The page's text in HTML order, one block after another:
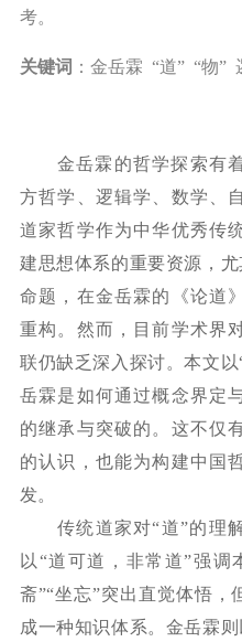
考。
关键词 ：金岳霖 “道” “物”
金岳霖的哲学探索有
方哲学、逻辑学、数学、
道家哲学作为中华优秀传
建思想体系的重要资源，
命题，在金岳霖的《论道
重构。然而，目前学术界
联仍缺乏深入探讨。本文
岳霖是如何通过概念界定
的继承与突破的。这不仅
的认识，也能为构建中国
发。
传统道家对“道”的理
以“道可道，非常道”强
斋”“坐忘”突出直觉体悟，
成一种知识体系。金岳霖